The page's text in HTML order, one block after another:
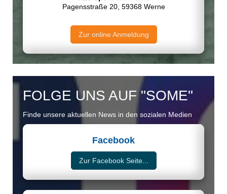
Pagensstraße 20, 59368 Werne
Zur online Anmeldung
FOLGE UNS AUF "SOME"
Finde unsere aktuellen News in den sozialen Medien
Facebook
Zur Facebook Seite...